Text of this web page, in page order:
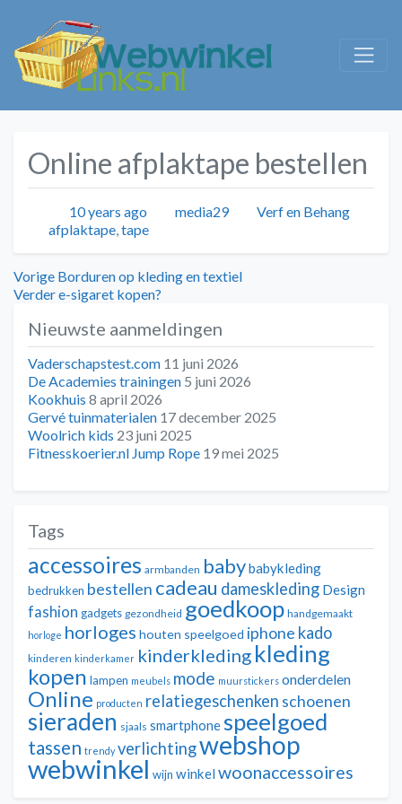
Online afplaktape bestellen
Geplaatst
10 years ago Auteur
media29 Categorieën
Verf en Behang
Tags
afplaktape tape
Bericht
navigatie
Vorige Vorig
bericht:
Borduren op kleding en textiel
VerderVolgend
e-sigaret kopen?
Nieuwste aanmeldingen
Vaderschapstest.com 11 juni 2026
De Academies trainingen 5 juni 2026
Kookhuis 8 april 2026
Gervé tuinmaterialen 17 december 2025
Woolrich kids 23 juni 2025
Fitnesskoerier.nl Jump Rope 19 mei 2025
Tags
accessoires armbanden babybabykleding
bedrukken bestellen cadeau dameskleding Design
fashion gadgets gezondheid goedkoop handgemaakt
horloge horloges houten speelgoed iphone kado
kinderen kinderkamer kinderkleding kleding
kopen lampen meubels mode muurstickers onderdelen
Online producten relatiegeschenken schoenen
sieraden sjaals smartphonespeelgoed
tassen trendy verlichtingwebshop
webwinkel wijn winkelwoonaccessoires